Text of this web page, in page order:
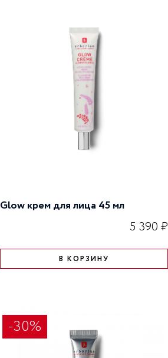
Glow крем для лица 45 мл
5 390 ₽
В КОРЗИНУ
-30%